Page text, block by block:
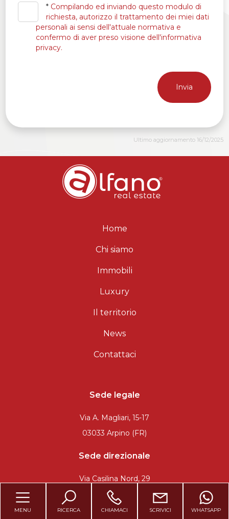
* Compilando ed inviando questo modulo di
richiesta, autorizzo il trattamento dei miei dati
personali ai sensi dell'attuale normativa e
confermo di aver preso visione dell'informativa
privacy.
Invia
Ultimo aggiornamento 16/12/2025
Home
Chi siamo
Immobili
Luxury
Il territorio
News
Contattaci
Sede legale
Via A. Magliari, 15-17
03033 Arpino (FR)
Sede direzionale
Via Casilina Nord, 29
03038 Roccasecca (FR)
MENU RICERCA CHIAMACI SCRIVICI WHATSAPP